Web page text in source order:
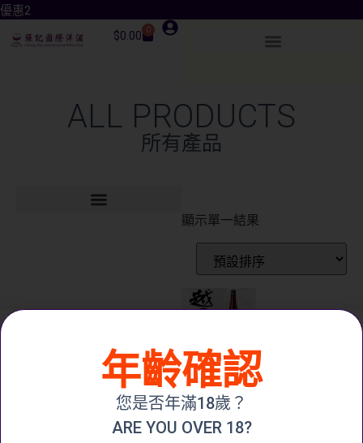
優惠2
$0.00 0
ALL PRODUCTS
所有產品
顯示單一結果
朝妻酒造 越乃
風雪 純米吟醸
$300.00
年齡確認
您是否年滿18歲？
ARE YOU OVER 18?